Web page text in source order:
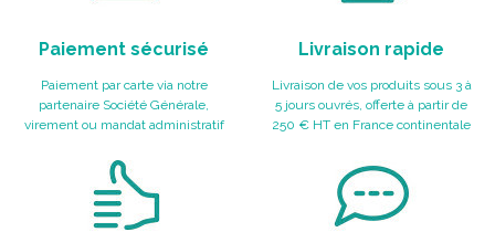
Paiement sécurisé
Paiement par carte via notre
partenaire Société Générale,
virement ou mandat administratif
Livraison rapide
Livraison de vos produits sous 3 à
5 jours ouvrés, offerte à partir de
250 € HT en France continentale